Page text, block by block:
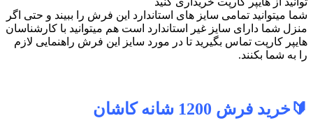
شما میتوانید تمامی سایز های استاندارد این فرش را ببیند و حتی اگر
منزل شما دارای سایز غیر استاندارد است هم میتوانید با کارشناسان
هایپر کارپت تماس بگیرید تا در مورد سایز این فرش راهنمایی لازم
را به شما بکنند.
🔰خرید فرش 1200 شانه کاشان